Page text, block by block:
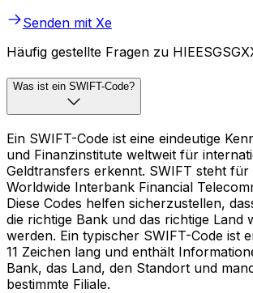
Senden mit Xe
Häufig gestellte Fragen zu
Was ist ein SWIFT-Code?
Ein SWIFT-Code ist eine eindeutige
und Finanzinstitute weltweit für
Geldtransfers erkennt. SWIFT steht
Worldwide Interbank Financial
Diese Codes helfen sicherzustellen,
die richtige Bank und das richtige Land
werden. Ein typischer SWIFT-Code ist
11 Zeichen lang und enthält
Bank, das Land, den Standort und
bestimmte Filiale.